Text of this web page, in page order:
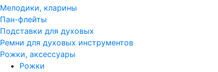
Мелодики, кларины
Пан-флейты
Подставки для духовых
Ремни для духовых инструментов
Рожки, аксессуары
Рожки